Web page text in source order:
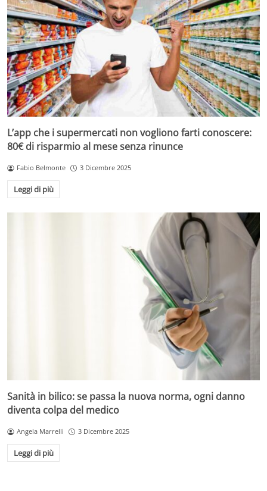
L’app che i supermercati non vogliono farti conoscere:
80€ di risparmio al mese senza rinunce
Fabio Belmonte 3 Dicembre 2025
Leggi di più
Sanità in bilico: se passa la nuova norma, ogni danno
diventa colpa del medico
Angela Marrelli 3 Dicembre 2025
Leggi di più